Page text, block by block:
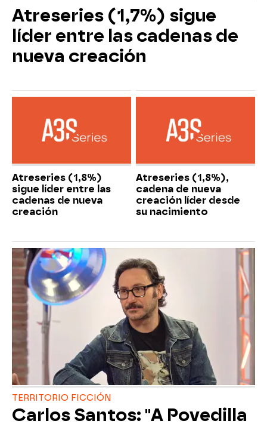
Atreseries (1,7%) sigue
líder entre las cadenas de
nueva creación
Atreseries (1,8%)
sigue líder entre las
cadenas de nueva
creación
Atreseries (1,8%),
cadena de nueva
creación líder desde
su nacimiento
TERRITORIO FICCIÓN
Carlos Santos: "A Povedilla